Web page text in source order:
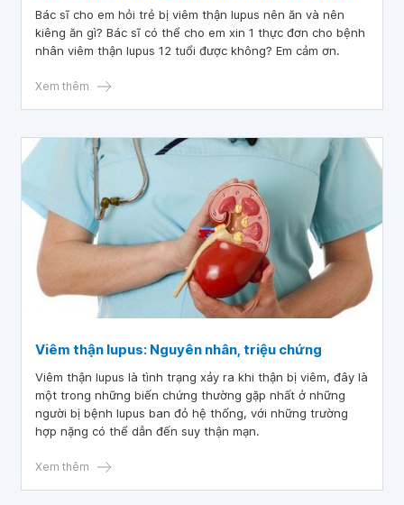
Bác sĩ cho em hỏi trẻ bị viêm thận lupus nên ăn và nên
kiêng ăn gì? Bác sĩ có thể cho em xin 1 thực đơn cho bệnh
nhân viêm thận lupus 12 tuổi được không? Em cảm ơn.
Xem thêm
Viêm thận lupus: Nguyên nhân, triệu chứng
Viêm thận lupus là tình trạng xảy ra khi thận bị viêm, đây là
một trong những biến chứng thường gặp nhất ở những
người bị bệnh lupus ban đỏ hệ thống, với những trường
hợp nặng có thể dẫn đến suy thận mạn.
Xem thêm